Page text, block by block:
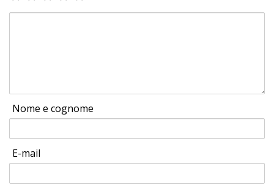
Nome e cognome
E-mail